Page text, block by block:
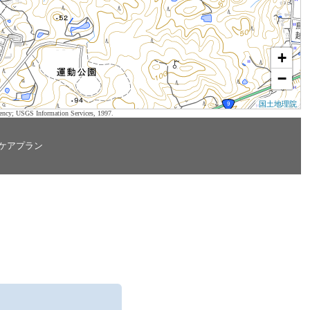
+
−
国土地理院
USGS Information Services, 1997.
アプラン